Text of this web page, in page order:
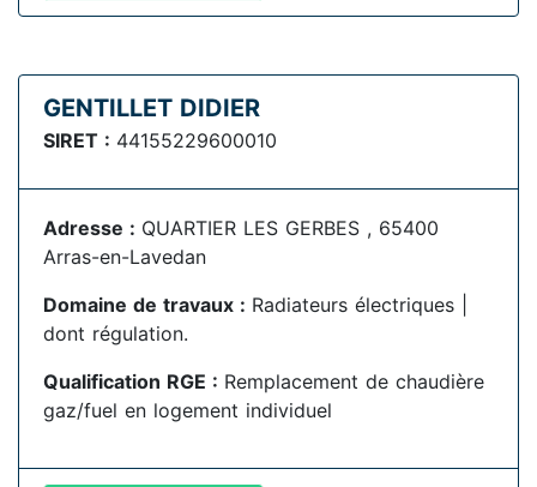
GENTILLET DIDIER
SIRET : 44155229600010
Adresse : QUARTIER LES GERBES , 65400
Arras-en-Lavedan
Domaine de travaux : Radiateurs électriques |
dont régulation.
Qualification RGE : Remplacement de chaudière
gaz/fuel en logement individuel